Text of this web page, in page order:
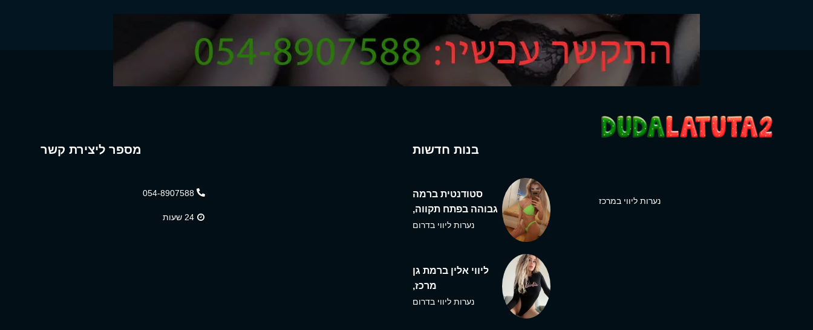
נערות ליווי במרכז
בנות חדשות
סטודנטית ברמה
גבוהה בפתח תקווה,
נערות ליווי בדרום
ליווי אלין ברמת גן
מרכז,
נערות ליווי בדרום
מספר ליצירת קשר
054-8907588
24 שעות